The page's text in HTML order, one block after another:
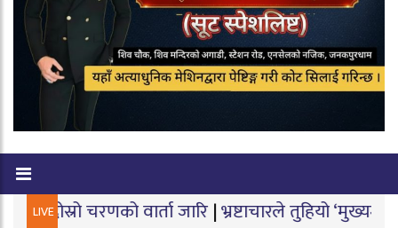
LIVE
वार्ता जारि|भ्रष्टाचारले तुहियो ‘मुख्यमन्त्री बेटी